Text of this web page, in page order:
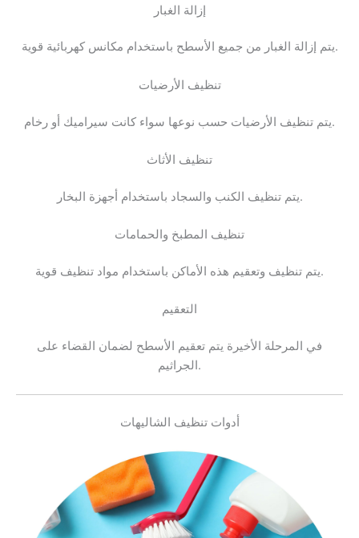
إزالة الغبار
يتم إزالة الغبار من جميع الأسطح باستخدام مكانس كهربائية قوية.
تنظيف الأرضيات
يتم تنظيف الأرضيات حسب نوعها سواء كانت سيراميك أو رخام.
تنظيف الأثاث
يتم تنظيف الكنب والسجاد باستخدام أجهزة البخار.
تنظيف المطبخ والحمامات
يتم تنظيف وتعقيم هذه الأماكن باستخدام مواد تنظيف قوية.
التعقيم
في المرحلة الأخيرة يتم تعقيم الأسطح لضمان القضاء على
الجراثيم.
أدوات تنظيف الشاليهات